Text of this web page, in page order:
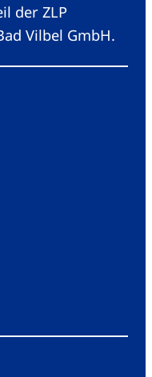
der ZLP
Vilbel GmbH.